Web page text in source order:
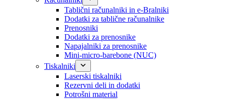
Tablični računalniki in e-Bralniki
Dodatki za tablične računalnike
Prenosniki
Dodatki za prenosnike
Napajalniki za prenosnike
Mini-micro-barebone (NUC)
Tiskalniki
Laserski tiskalniki
Rezervni deli in dodatki
Potrošni material